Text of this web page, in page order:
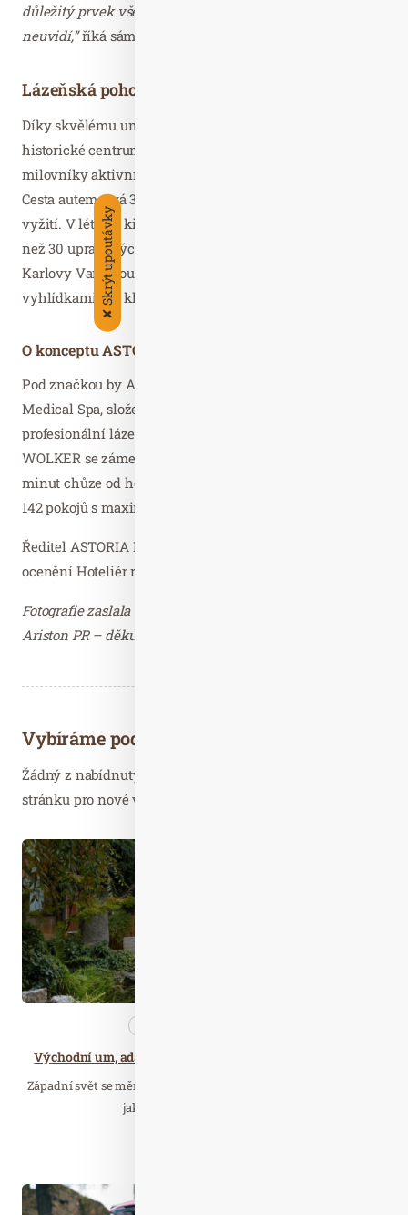
důležitý prvek všech pokojů, který člověk nikde jinde
neuvidí,”říká sám Chemis.
Lázeňská pohoda i aktivní dovolená
Díky skvělému umístění je jen kousek od apartmánů
historické centrum, kolonáda i minerální prameny. Pro
milovníky aktivní dovolené je v blízkosti areál Klínovec.
Cesta autem trvá 30 minut a Klínovec nabízí celoroční
vyžití. V létě 30 kilometrů trailových tratí a v zimě více
než 30 upravených sjezdovek a bezpočet běžeckých tratí.
Karlovy Vary jsou navíc obklopené lesy s krásnými
vyhlídkami pro klidné procházky.
O konceptu ASTORIA
Pod značkou by ASTORIA je rovněž ASTORIA Hotel &
Medical Spa, složený z pěti lázeňských domů s
profesionální lázeňskou péčí a samostatný dům Art Deco
WOLKER se zámeckou atmosférou, vzdálený jen několik
minut chůze od hotelu ASTORIA. K dispozici je celkem
142 pokojů s maximálním komfortem.
Ředitel ASTORIA Hotel & Medical Spa je hrdým držitelem
ocenění Hoteliér roku 2022.
Fotografie zaslala Gabriela Maříková – PR Manager,
Ariston PR – děkujeme.
Vybíráme podobné články
Žádný z nabídnutých článků vás nezajímá? Aktualizujte
stránku pro nové výsledky...
Východní um, adaptovaný pro potřeby západního člověka
Západní svět se mění, začíná nová éra hodnot a povědomí o tom,
jak vnímáme vlastní zdraví.…
✘
Skrýt upoutávky